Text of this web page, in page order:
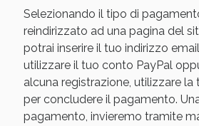
Selezionando il tipo di
reindirizzato ad una pagina del
potrai inserire il tuo indirizzo
utilizzare il tuo conto PayPal
alcuna registrazione, utilizzare
per concludere il pagamento.
pagamento, invieremo tramite